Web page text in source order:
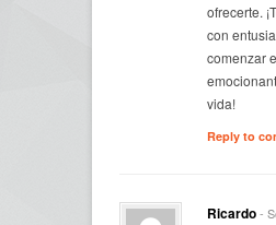
ofrecerte.
con
comenzar
vida!
Reply to
Ricardo-